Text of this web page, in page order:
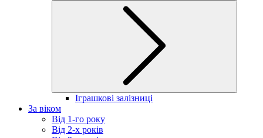
Іграшкові залізниці
За віком
Від 1-го року
Від 2-х років